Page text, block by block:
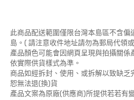
此商品配送範圍僅限台灣本島區不含偏
島。( 請注意收件地址請勿為郵局代領
產品顏色可能會因網頁呈現與拍攝關係
依實際供貨樣式為準。
商品如經拆封、使用、或拆解以致缺
恕無法退(換)貨
產品文案為原廠(供應商)所提供若若有